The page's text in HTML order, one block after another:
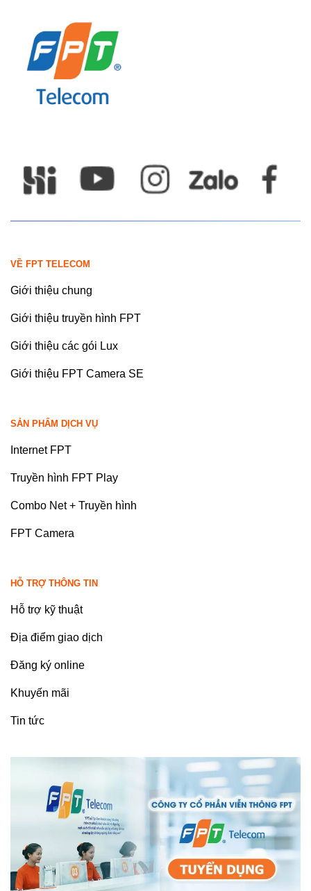
VỀ FPT TELECOM
Giới thiệu chung
Giới thiệu truyền hình FPT
Giới thiệu các gói Lux
Giới thiệu FPT Camera SE
SẢN PHẨM DỊCH VỤ
Internet FPT
Truyền hình FPT Play
Combo Net + Truyền hình
FPT Camera
HỖ TRỢ THÔNG TIN
Hỗ trợ kỹ thuật
Địa điểm giao dịch
Đăng ký online
Khuyến mãi
Tin tức